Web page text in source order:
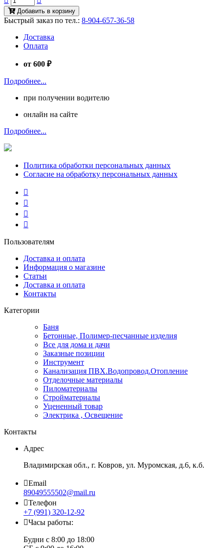
Добавить в корзину
Быстрый заказ по тел.: 8-904-657-36-58
Доставка
Оплата
от 600 ₽
Подробнее...
при получении водителю
онлайн на сайте
Подробнее...
Политика обработки персональных данных
Согласие на обработку персональных данных
Пользователям
Доставка и оплата
Информация о магазине
Статьи
Доставка и оплата
Контакты
Категории
Баня
Бетонные, Полимер-песчанные изделия
Все для дома и дачи
Заказные позиции
Инструмент
Канализация ПВХ.Водопровод.Отопление
Отделочные материалы
Пиломатериалы
Стройматериалы
Уцененный товар
Электрика , Освещение
Контакты
Адрес
Владимирская обл., г. Ковров, ул. Муромская, д.6, к.б.
Email
89049555502@mail.ru
Телефон
+7 (991) 320-12-92
Часы работы:
Будни с 8:00 до 18:00